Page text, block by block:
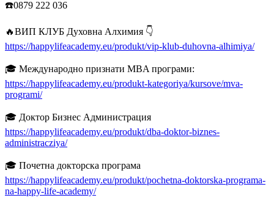
☎️0879 222 036
🔥ВИП КЛУБ Духовна Алхимия 👇
https://happylifeacademy.eu/produkt/vip-klub-duhovna-alhimiya/
🎓 Международно признати MBA програми:
https://happylifeacademy.eu/produkt-kategoriya/kursove/mva-
programi/
🎓 Доктор Бизнес Администрация
https://happylifeacademy.eu/produkt/dba-doktor-biznes-
administracziya/
🎓 Почетна докторска програма
https://happylifeacademy.eu/produkt/pochetna-doktorska-programa-
na-happy-life-academy/